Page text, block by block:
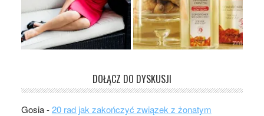
DOŁĄCZ DO DYSKUSJI
Gosia-20 rad jak zakończyć związek z żonatym